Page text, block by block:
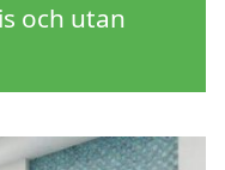
och utan